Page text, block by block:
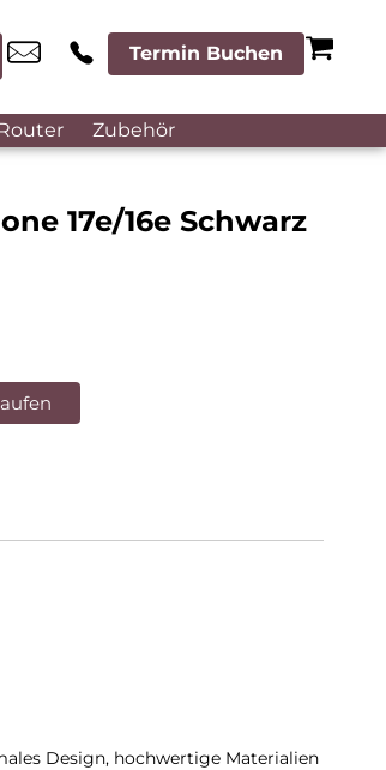
Termin Buchen
Zubehör
17e/16e Schwarz
Design, hochwertige Materialien